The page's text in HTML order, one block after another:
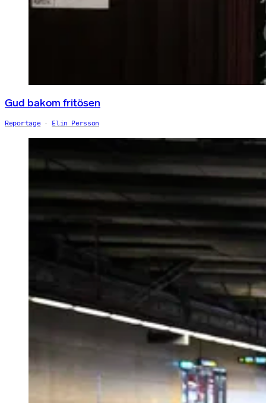
Gud bakom fritösen
Reportage Elin Persson